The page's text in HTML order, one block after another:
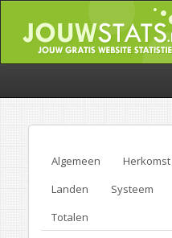
Algemeen Herkomst
Landen
Systeem
Totalen